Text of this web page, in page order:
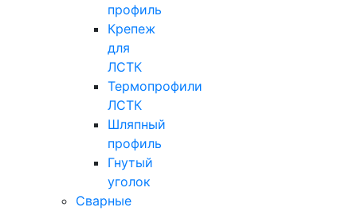
профиль
Крепеж
для
ЛСТК
Термопрофили
ЛСТК
Шляпный
профиль
Гнутый
уголок
Сварные